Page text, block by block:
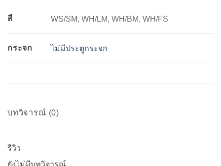
สี WS/SM, WH/LM, WH/BM, WH/FS
กระจก ไม่มีประตูกระจก
บทวิจารณ์ (0)
รีวิว